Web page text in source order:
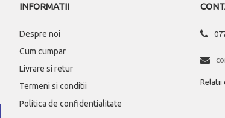
INFORMATII
Despre noi
Cum cumpar
Livrare si retur
Termeni si conditii
Politica de confidentialitate
Relatii